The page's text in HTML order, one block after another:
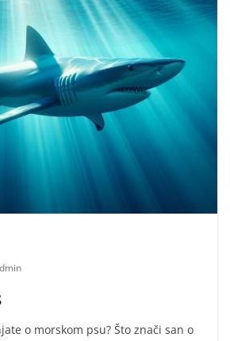
o morskom psu? Što znači san o